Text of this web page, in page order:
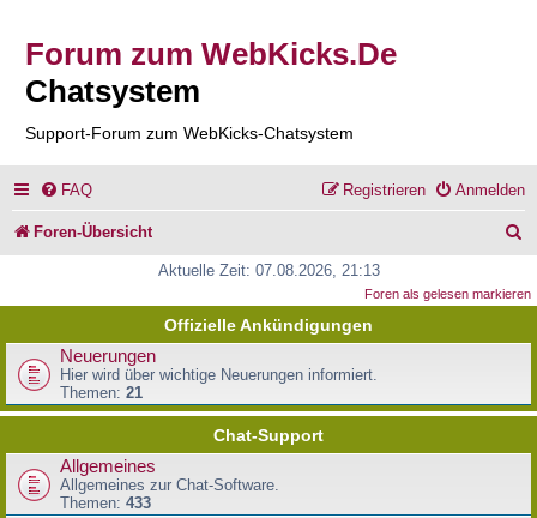
Forum zum WebKicks.De
Chatsystem
Support-Forum zum WebKicks-Chatsystem
FAQ Anmelden
Registrieren
Foren-Übersicht
c
Aktuelle Zeit: 07.08.2026, 21:13
Foren als gelesen markieren
Offizielle Ankündigungen
Neuerungen
Hier wird über wichtige Neuerungen informiert.
Themen: 21
Chat-Support
Allgemeines
Allgemeines zur Chat-Software.
Themen: 433